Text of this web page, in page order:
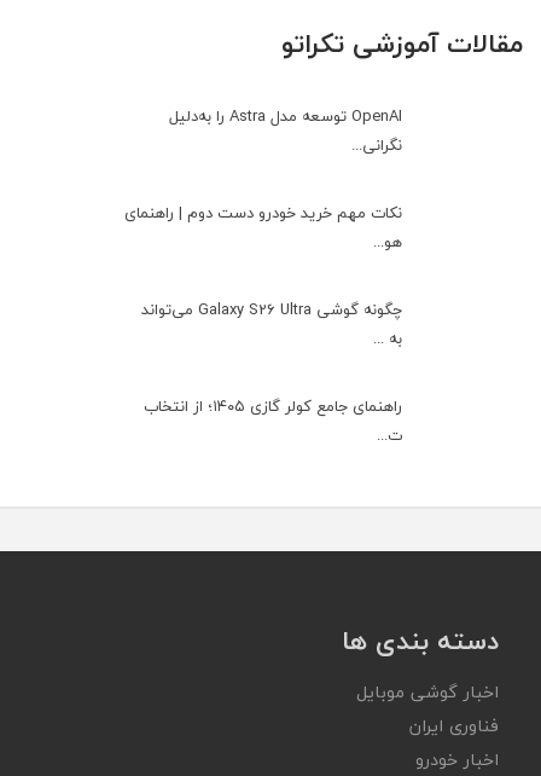
مقالات آموزشی تکراتو
OpenAI توسعه مدل Astra را به‌دلیل
نگرانی...
نکات مهم خرید خودرو دست دوم | راهنمای
هو...
چگونه گوشی Galaxy S26 Ultra می‌تواند
به ...
راهنمای جامع کولر گازی ۱۴۰۵؛ از انتخاب
ت...
دسته بندی ها
اخبار گوشی موبایل
فناوری ایران
اخبار خودرو